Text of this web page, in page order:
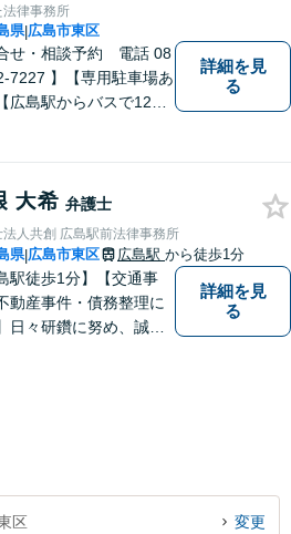
解決へ導きます。
法律事務所
県|広島市東区
合せ・相談予約 電話 08
7227 】【専用駐車場あ
広島駅からバスで12
ください。
詳細を見
る
大希 弁護士
法人共創 広島駅前法律事務所
県|広島市東区 広島駅 から徒歩1分
駅徒歩1分】【交通事
動産事件・債務整理に
日々研鑽に努め、誠実
詳細を見
る
区 変更